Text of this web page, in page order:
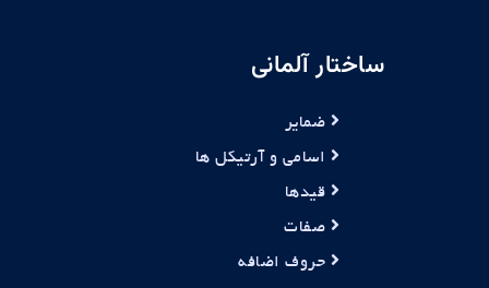
ساختار آلمانی
ضمایر
اسامی و آرتیکل ها
قیدها
صفات
حروف اضافه